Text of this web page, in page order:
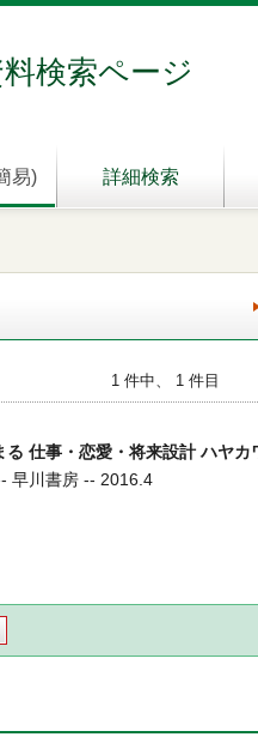
検索ページ
易) 詳細検索
1 件中、 1 件目
る 仕事・恋愛・将来設計 ハヤカ
早川書房 -- 2016.4